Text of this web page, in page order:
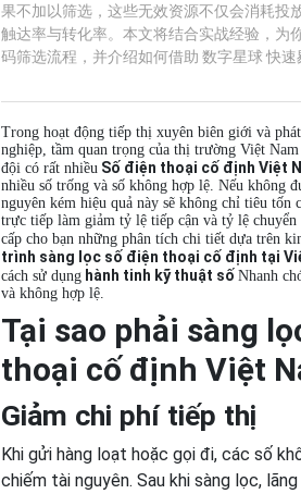
果不加以筛选，这些无效资源不仅会消耗投
触达率与转化率。本文将结合实战经验，为
码筛选流程，并介绍如何借助 数字星球 快
Trong hoạt động tiếp thị xuyên biên giới và
nghiệp, tầm quan trọng của thị trường Việt
đội có rất nhiều Số điện thoại cố định Việt
nhiều số trống và số không hợp lệ. Nếu không
nguyên kém hiệu quả này sẽ không chỉ tiêu tốn
trực tiếp làm giảm tỷ lệ tiếp cận và tỷ lệ
cấp cho bạn những phân tích chi tiết dựa trên
trình sàng lọc số điện thoại cố định tại
cách sử dụng hành tinh kỹ thuật số Nhanh
và không hợp lệ.
Tại sao phải sàng
thoại cố định Việt
Giảm chi phí tiếp thị
Khi gửi hàng loạt hoặc gọi đi, các số
chiếm tài nguyên. Sau khi sàng lọc,